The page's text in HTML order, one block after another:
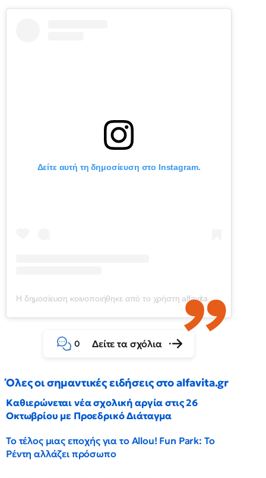
Δείτε αυτή τη δημοσίευση στο Instagram.
Η δημοσίευση κοινοποιήθηκε από το χρήστη alfavita.gr (@alfavitagr)
0 Δείτε τα σχόλια
Όλες οι σημαντικές ειδήσεις στο alfavita.gr
Καθιερώνεται νέα σχολική αργία στις 26
Οκτωβρίου με Προεδρικό Διάταγμα
Το τέλος μιας εποχής για το Allou! Fun Park: Το
Ρέντη αλλάζει πρόσωπο